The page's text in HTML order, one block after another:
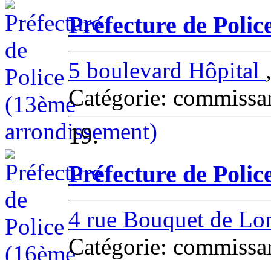
Préfecture de
5 boulevard Hôpital
Catégorie:
19.
Préfecture de
4 rue Bouquet de
Catégorie: